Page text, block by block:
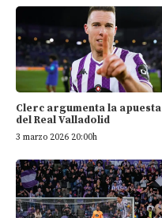
Clerc argumenta la apuesta
del Real Valladolid
3 marzo 2026 20:00h